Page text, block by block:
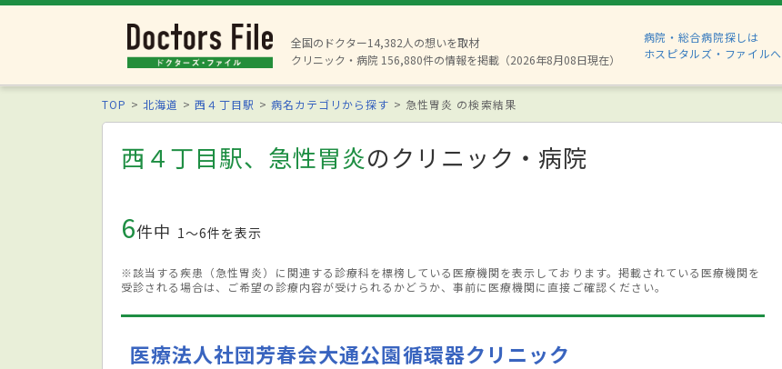
全国のドクター14,382人の想いを取材
クリニック・病院 156,880件の情報を掲載（2026年8月08日現在）
病院・総合病院探しは
ホスピタルズ・ファイルへ
TOP 北海道 西４丁目駅 病名カテゴリから探す 急性胃炎 の検索結果
西４丁目駅、急性胃炎のクリニック・病院
6件中 1〜6件を表示
※該当する疾患（急性胃炎）に関連する診療科を標榜している医療機関を表示しております。掲載されている医療機関を
受診される場合は、ご希望の診療内容が受けられるかどうか、事前に医療機関に直接ご確認ください。
医療法人社団芳春会大通公園循環器クリニック